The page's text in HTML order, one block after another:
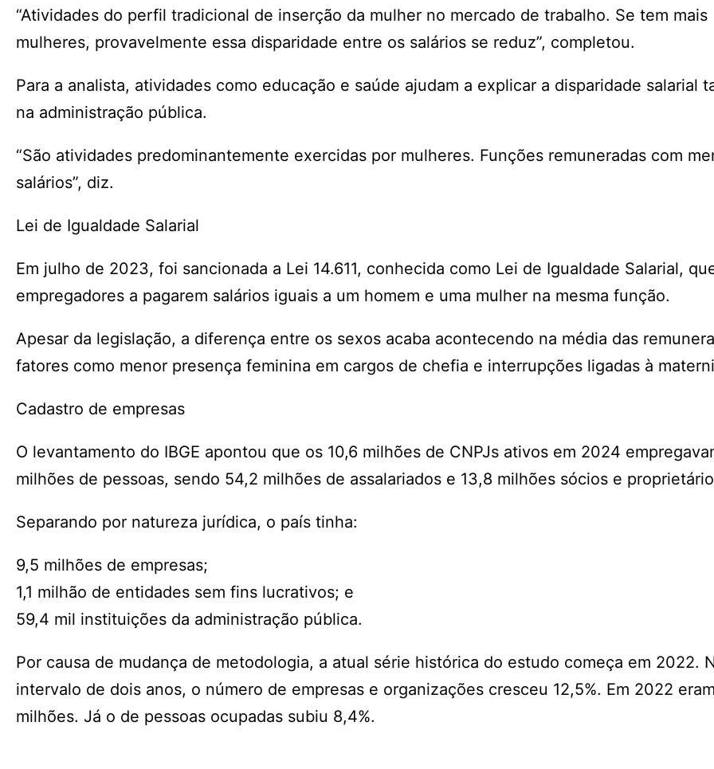
“Atividades do perfil tradicional de inserção da mulher no mercado de trabalho. Se tem mais
mulheres, provavelmente essa disparidade entre os salários se reduz”, completou.
Para a analista, atividades como educação e saúde ajudam a explicar a disparidade salarial
na administração pública.
“São atividades predominantemente exercidas por mulheres. Funções remuneradas com
salários”, diz.
Lei de Igualdade Salarial
Em julho de 2023, foi sancionada a Lei 14.611, conhecida como Lei de Igualdade Salarial,
empregadores a pagarem salários iguais a um homem e uma mulher na mesma função.
Apesar da legislação, a diferença entre os sexos acaba acontecendo na média das
fatores como menor presença feminina em cargos de chefia e interrupções ligadas à
Cadastro de empresas
O levantamento do IBGE apontou que os 10,6 milhões de CNPJs ativos em 2024
milhões de pessoas, sendo 54,2 milhões de assalariados e 13,8 milhões sócios e
Separando por natureza jurídica, o país tinha:
9,5 milhões de empresas;
1,1 milhão de entidades sem fins lucrativos; e
59,4 mil instituições da administração pública.
Por causa de mudança de metodologia, a atual série histórica do estudo começa em 2022.
intervalo de dois anos, o número de empresas e organizações cresceu 12,5%. Em 2022
milhões. Já o de pessoas ocupadas subiu 8,4%.